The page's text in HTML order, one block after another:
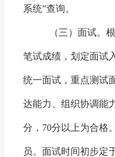
系统”查询。
（三）面试。
笔试成绩，划定面试
统一面试，重点测试
达能力、组织协调能
分， 70分以上为合格
员。面试时间初步定